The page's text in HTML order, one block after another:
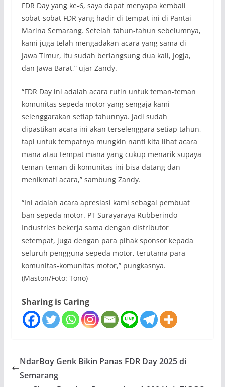
FDR Day yang ke-6, saya dapat menyapa kembali
sobat-sobat FDR yang hadir di tempat ini di Pantai
Marina Semarang. Setelah tahun-tahun sebelumnya,
kami juga telah mengadakan acara yang sama di
Jawa Timur, itu sudah berlangsung dua kali, Jogja,
dan Jawa Barat,” ujar Zandy.
“FDR Day ini adalah acara rutin untuk teman-teman
komunitas sepeda motor yang sengaja kami
selenggarakan setiap tahunnya. Jadi sudah
dipastikan acara ini akan terselenggara setiap tahun,
tapi untuk tempatnya mungkin nanti kita lihat acara
mana atau tempat mana yang cukup menarik supaya
teman-teman di komunitas ini bisa datang dan
menikmati acara,” sambung Zandy.
“Ini adalah acara apresiasi kami sebagai pembuat
ban sepeda motor. PT Surayaraya Rubberindo
Industries bekerja sama dengan distributor
setempat, juga dengan para pihak sponsor kepada
seluruh pengguna sepeda motor, terutama para
komunitas-komunitas motor,” pungkasnya.
(Maston/Foto: Tono)
Sharing is Caring
NdarBoy Genk Bikin Panas FDR Day 2025 di
Semarang